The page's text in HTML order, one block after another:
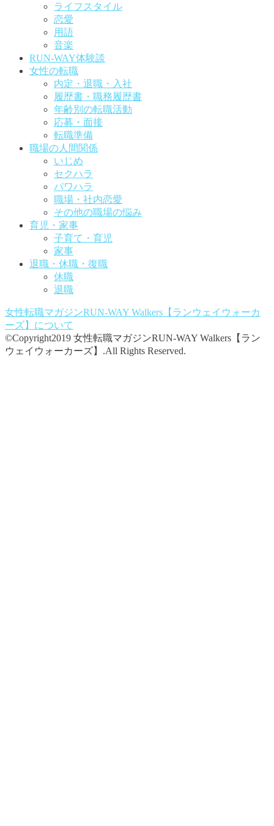
ライフスタイル
恋愛
用語
音楽
RUN-WAY体験談
女性の転職
内定・退職・入社
履歴書・職務履歴書
年齢別の転職活動
応募・面接
転職準備
職場の人間関係
いじめ
セクハラ
パワハラ
職場・社内恋愛
その他の職場の悩み
育児・家事
子育て・育児
家事
退職・休職・復職
休職
退職
女性転職マガジンRUN-WAY Walkers【ランウェイウォーカ
ーズ】 について
©Copyright2019 女性転職マガジンRUN-WAY Walkers【ラン
ウェイウォーカーズ】.All Rights Reserved.